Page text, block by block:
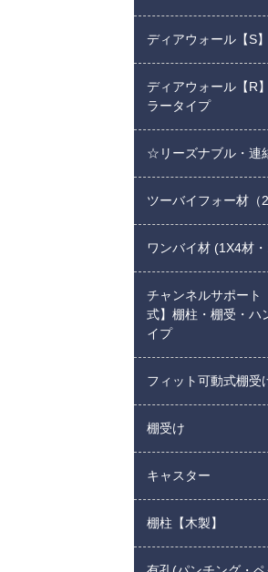
ディアウォール【S】
ディアウォール【R
ラータイプ
☆リーズナブル・連
ツーバイフォー材（2
ワンバイ材 (1X4材
チャンネルサポート
式】棚柱・棚受・ハ
イプ
フィット可動式棚受
棚受け
キャスター
棚柱【木製】